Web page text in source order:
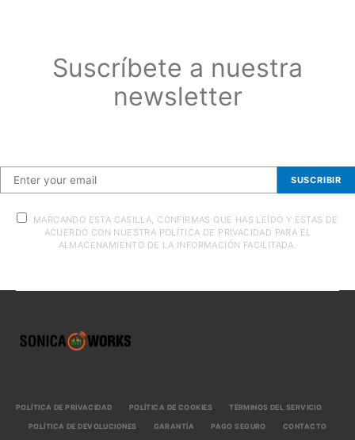
Suscríbete a nuestra
newsletter
SUSCRIBIR
MARCANDO ESTA CASILLA, CONFIRMAS QUE HAS LEÍDO Y ESTAS DE
ACUERDO CON NUESTRA POLÍTICA DE PRIVACIDAD PARA EL
ALMACENAMIENTO DE LA INFORMACIÓN FACILITADA.
POLÍTICA DE PRIVACIDAD POLÍTICA DE COOKIES TÉRMINOS DEL SERVICIO
POLÍTICA DE DEVOLUCIONES GARANTÍA PAGO SEGURO CONTACTO